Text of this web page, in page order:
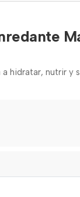
hidratar, nutrir y